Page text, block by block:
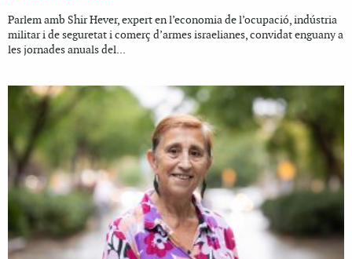
Parlem amb Shir Hever, expert en l’economia de l’ocupació, indústria
militar i de seguretat i comerç d’armes israelianes, convidat enguany a
les jornades anuals del...